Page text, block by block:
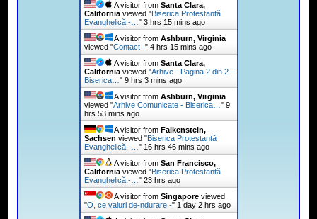
A visitor from Santa Clara,
Californiaviewed "Biserica Protestantă
Evanghelică -… " 3 hrs 15 mins ago
A visitor from Ashburn, Virginia
viewed "Contact -" 4 hrs 15 mins ago
A visitor from Santa Clara,
Californiaviewed "Arhive - Pagina 2 din 2 -
Biserica… " 9 hrs 4 mins ago
A visitor from Ashburn, Virginia
viewed "Arhive Comunicate - Biserica… " 9
hrs 53 mins ago
A visitor from Falkenstein,
Sachsen viewed "Biserica Protestantă
Evanghelică -… " 16 hrs 46 mins ago
A visitor from San Francisco,
Californiaviewed "Biserica Protestantă
Evanghelică -… " 23 hrs ago
A visitor from Singaporeviewed
"O, ce valuri de-ndurare -" 1 day 2 hrs ago